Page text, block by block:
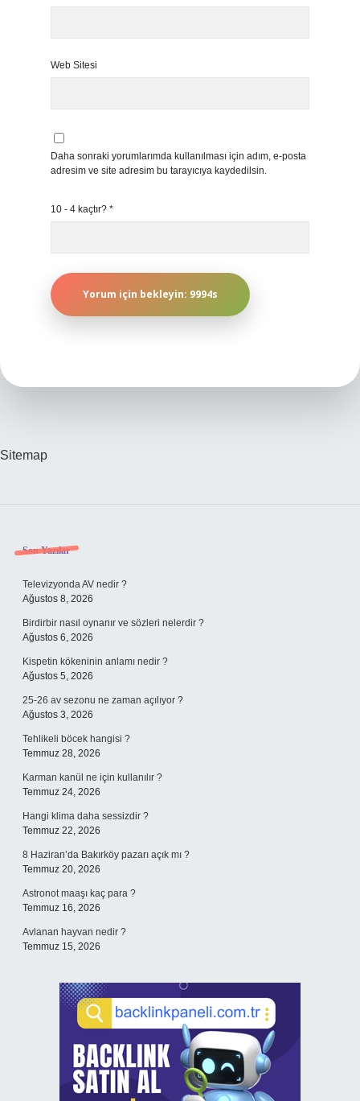
Web Sitesi
Daha sonraki yorumlarımda kullanılması için adım, e-posta
adresim ve site adresim bu tarayıcıya kaydedilsin.
10 - 4 kaçtır? *
Sitemap
Sidebar
Son Yazılar
Televizyonda AV nedir ?
Ağustos 8, 2026
Birdirbir nasıl oynanır ve sözleri nelerdir ?
Ağustos 6, 2026
Kispetin kökeninin anlamı nedir ?
Ağustos 5, 2026
25-26 av sezonu ne zaman açılıyor ?
Ağustos 3, 2026
Tehlikeli böcek hangisi ?
Temmuz 28, 2026
Karman kanül ne için kullanılır ?
Temmuz 24, 2026
Hangi klima daha sessizdir ?
Temmuz 22, 2026
8 Haziran’da Bakırköy pazarı açık mı ?
Temmuz 20, 2026
Astronot maaşı kaç para ?
Temmuz 16, 2026
Avlanan hayvan nedir ?
Temmuz 15, 2026